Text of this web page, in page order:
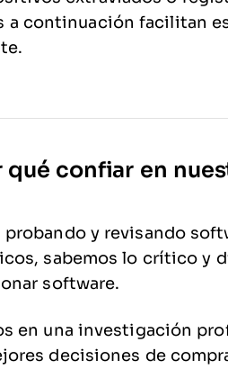
a continuación facilitan
qué confiar en
probando y revisando
sabemos lo crítico y
software.
en una investigación
decisiones de